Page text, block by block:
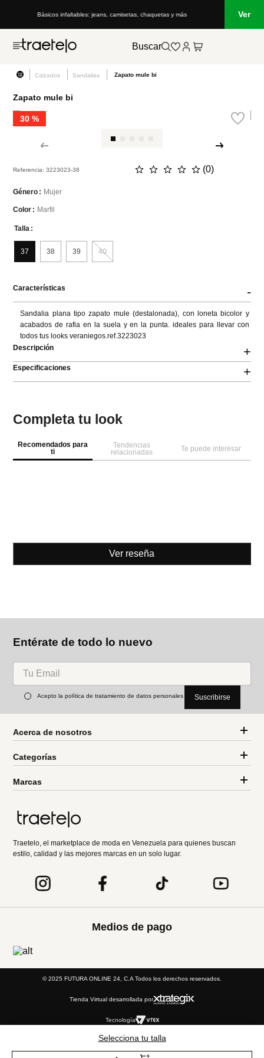
Básicos infaltables: jeans, camisetas, chaquetas y más Ver
Buscar
Calzados Sandalias Zapato mule bi
Zapato mule bi
30 %
Referencia:3223023-38 ☆ ☆ ☆ ☆ ☆ (0)
Género Mujer
Color Marfil
Talla
37 38 39 40
Características -
Sandalia plana tipo zapato mule (destalonada), con loneta bicolor y
acabados de rafia en la suela y en la punta. ideales para llevar con
todos tus looks veraniegos.ref.3223023
Descripción
+
Especificaciones +
Selecciona tu talla
Completa tu look
Recomendados para
ti
Tendencias
relacionadas
Te puede interesar
Ver reseña
Entérate de todo lo nuevo
Acepto la política de tratamiento de datos personales Suscribirse
Acerca de nosotros
Categorías
Marcas
Traetelo, el marketplace de moda en Venezuela para quienes buscan
estilo, calidad y las mejores marcas en un solo lugar.
Medios de pago
© 2025 FUTURA ONLINE 24, C.A Todos los derechos reservados.
Tienda Virtual desarrollada por
Tecnología